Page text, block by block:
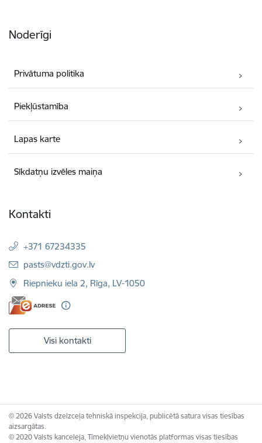
Noderīgi
Privātuma politika
Piekļūstamība
Lapas karte
Sīkdatņu izvēles maiņa
Kontakti
+371 67234335
E-pasts:
pasts@vdzti.gov.lv
Riepnieku iela 2, Rīga, LV-1050
Visi kontakti
© 2026 Valsts dzelzceļa tehniskā inspekcija, publicētā satura visas tiesības
aizsargātas.
© 2020 Valsts kanceleja, Tīmekļvietņu vienotās platformas visas tiesības